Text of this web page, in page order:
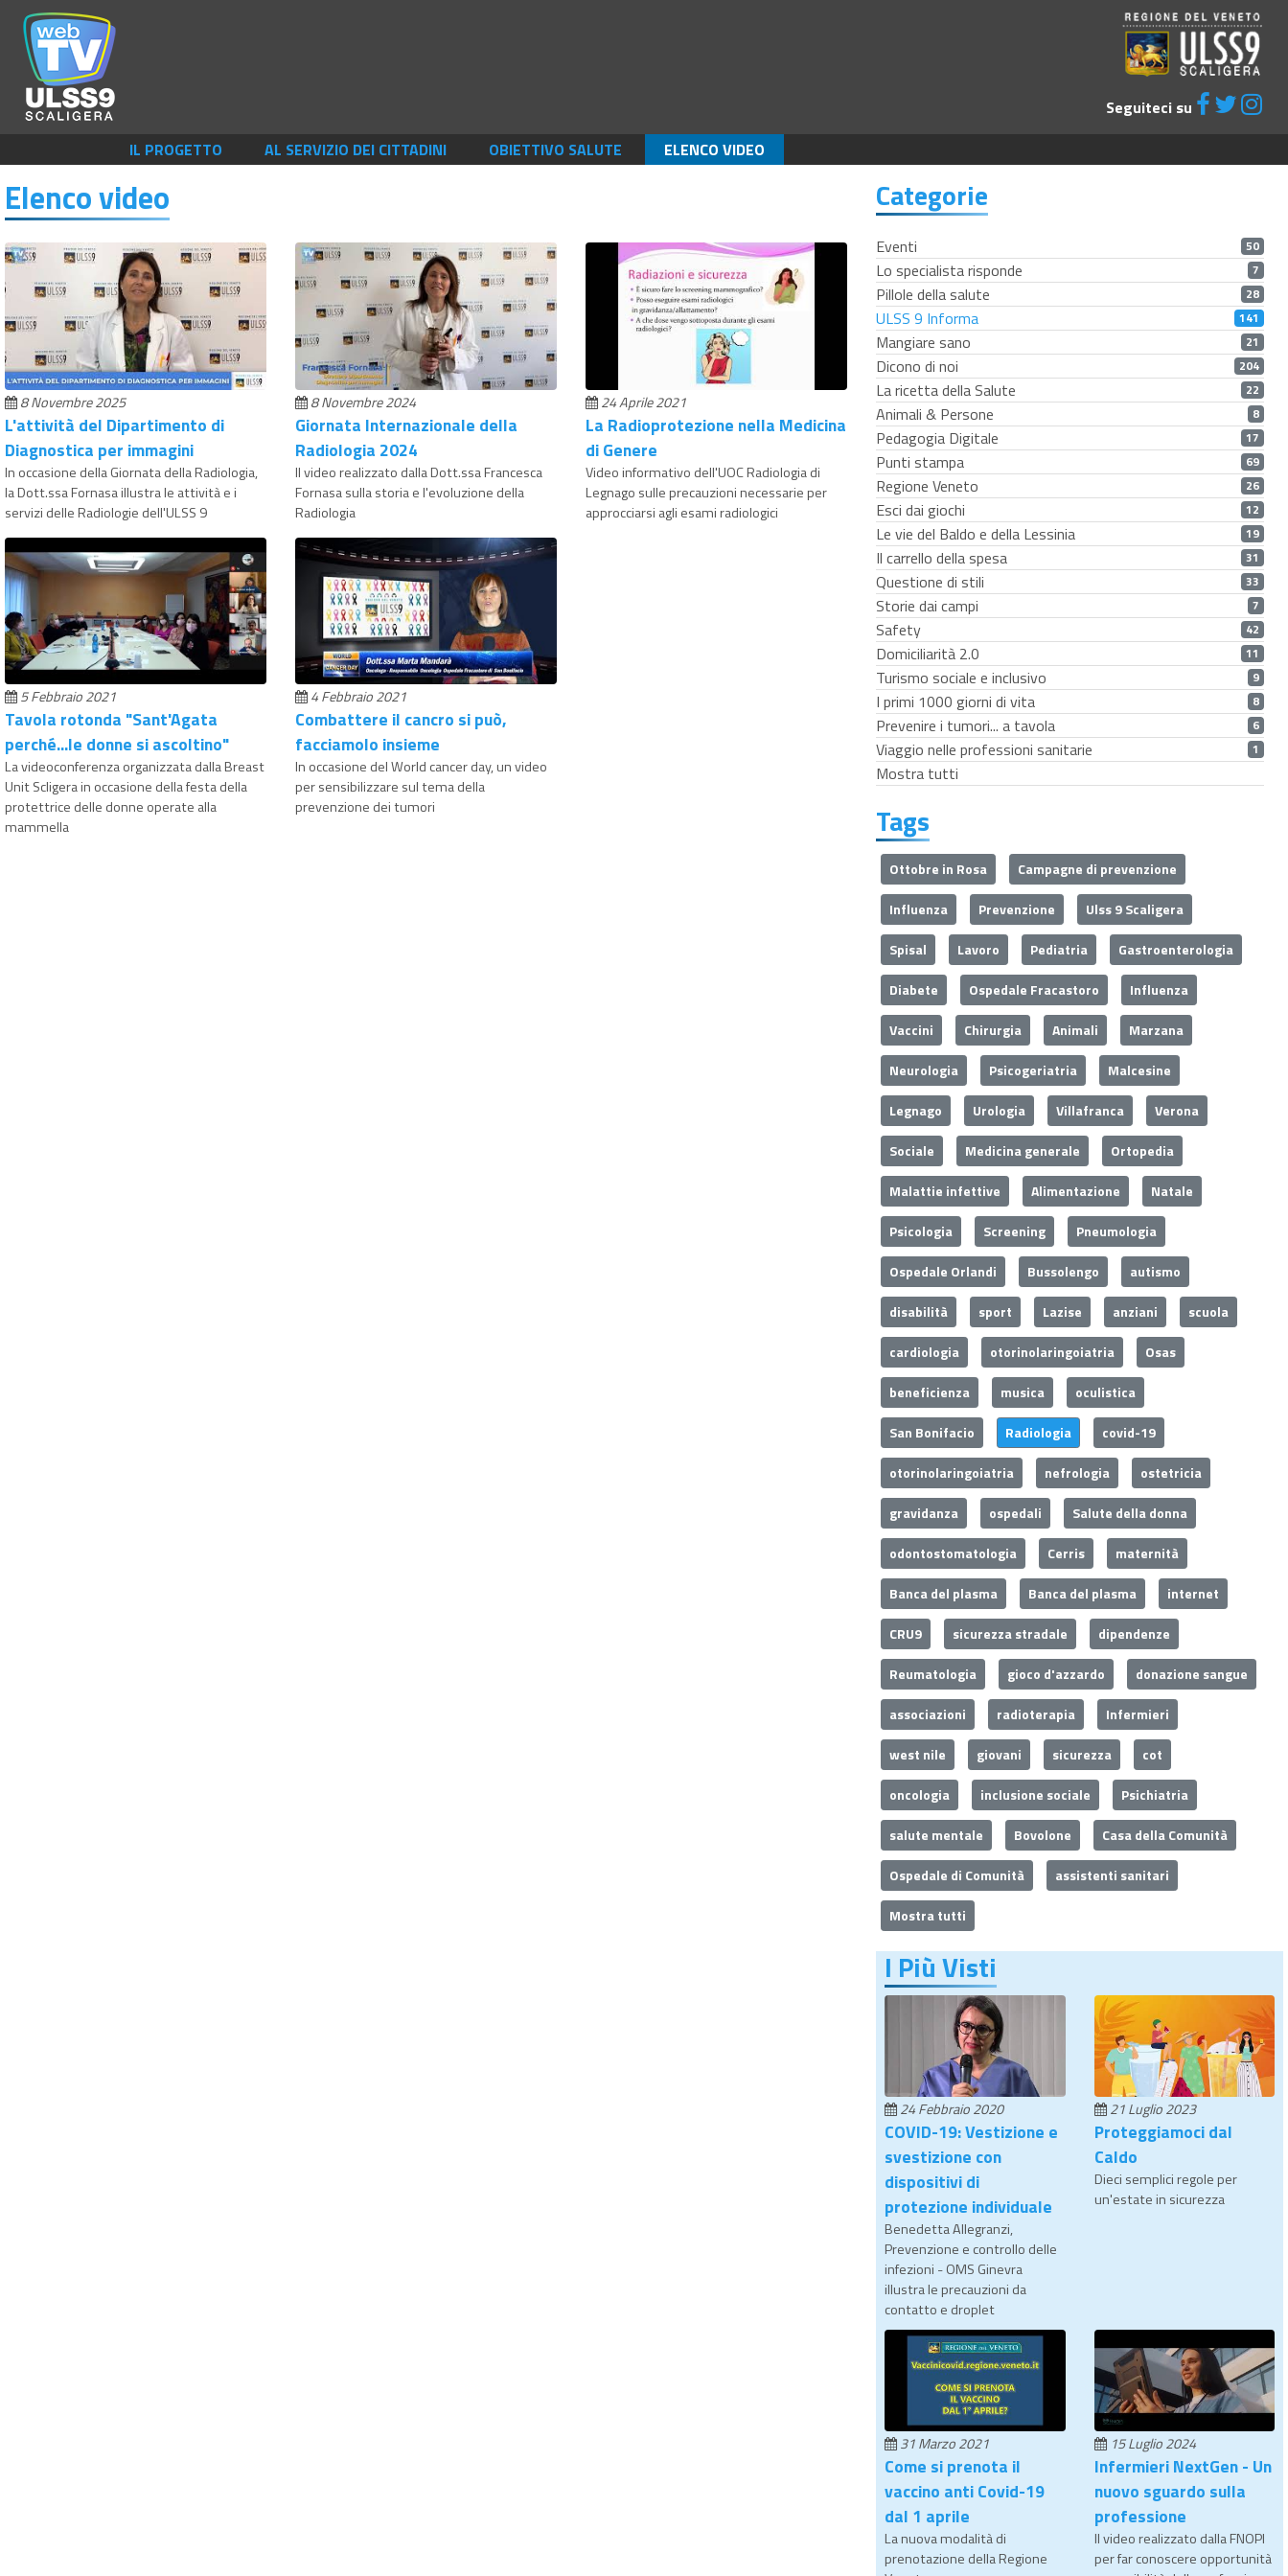
Seguiteci su
IL PROGETTO
AL SERVIZIO DEI CITTADINI OBIETTIVO SALUTE ELENCO VIDEO
Elenco video
8 Novembre 2025
L'attività del Dipartimento di
Diagnostica per immagini
In occasione della Giornata della Radiologia,
la Dott.ssa Fornasa illustra le attività e i
servizi delle Radiologie dell'ULSS 9
8 Novembre 2024
Giornata Internazionale della
Radiologia 2024
Il video realizzato dalla Dott.ssa Francesca
Fornasa sulla storia e l'evoluzione della
Radiologia
24 Aprile 2021
La Radioprotezione nella Medicina
di Genere
Video informativo dell'UOC Radiologia di
Legnago sulle precauzioni necessarie per
approcciarsi agli esami radiologici
5 Febbraio 2021
Tavola rotonda "Sant'Agata
perché...le donne si ascoltino"
La videoconferenza organizzata dalla Breast
Unit Scligera in occasione della festa della
protettrice delle donne operate alla
mammella
4 Febbraio 2021
Combattere il cancro si può,
facciamolo insieme
In occasione del World cancer day, un video
per sensibilizzare sul tema della
prevenzione dei tumori
Categorie
Eventi 50
Lo specialista risponde 7
Pillole della salute 28
ULSS 9 Informa 141
Mangiare sano 21
Dicono di noi 204
La ricetta della Salute 22
Animali & Persone 8
Pedagogia Digitale 17
Punti stampa 69
Regione Veneto 26
Esci dai giochi 12
Le vie del Baldo e della Lessinia 19
Il carrello della spesa 31
Questione di stili 33
Storie dai campi 7
Safety 42
Domiciliarità 2.0 11
Turismo sociale e inclusivo 9
I primi 1000 giorni di vita 8
Prevenire i tumori... a tavola 6
Viaggio nelle professioni sanitarie 1
Mostra tutti
Tags
Ottobre in Rosa
Campagne di prevenzione
Influenza
Prevenzione
Ulss 9 Scaligera
Spisal
Lavoro Pediatria
Gastroenterologia
Diabete
Ospedale Fracastoro
Influenza
Vaccini
Chirurgia Animali
Marzana
Neurologia
Psicogeriatria
Malcesine
Legnago
Urologia Villafranca
Verona
Sociale
Medicina generale
Ortopedia
Malattie infettive
Alimentazione
Natale
Psicologia
Screening
Pneumologia
Ospedale Orlandi
Bussolengo
autismo
disabilità
sport Lazise anziani
scuola
cardiologia
otorinolaringoiatria
Osas
beneficienza
musica
oculistica
San Bonifacio
Radiologia
covid-19
otorinolaringoiatria
nefrologia
ostetricia
gravidanza
ospedali
Salute della donna
odontostomatologia
Cerris
maternità
Banca del plasma
Banca del plasma
internet
CRU9
sicurezza stradale
dipendenze
Reumatologia
gioco d'azzardo
donazione sangue
associazioni
radioterapia
Infermieri
west nile
giovani sicurezza
cot
oncologia
inclusione sociale
Psichiatria
salute mentale
Bovolone
Casa della Comunità
Ospedale di Comunità
assistenti sanitari
Mostra tutti
I Più Visti
24 Febbraio 2020
COVID-19: Vestizione e
svestizione con
dispositivi di
protezione individuale
Benedetta Allegranzi,
Prevenzione e controllo delle
infezioni - OMS Ginevra
illustra le precauzioni da
contatto e droplet
21 Luglio 2023
Proteggiamoci dal
Caldo
Dieci semplici regole per
un'estate in sicurezza
31 Marzo 2021
Come si prenota il
vaccino anti Covid-19
dal 1 aprile
La nuova modalità di
prenotazione della Regione
15 Luglio 2024
Infermieri NextGen - Un
nuovo sguardo sulla
professione
Il video realizzato dalla FNOPI
per far conoscere opportunità